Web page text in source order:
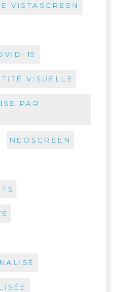
VISTASCREEN
19
VISUELLE
PAR
NEOSCREEN